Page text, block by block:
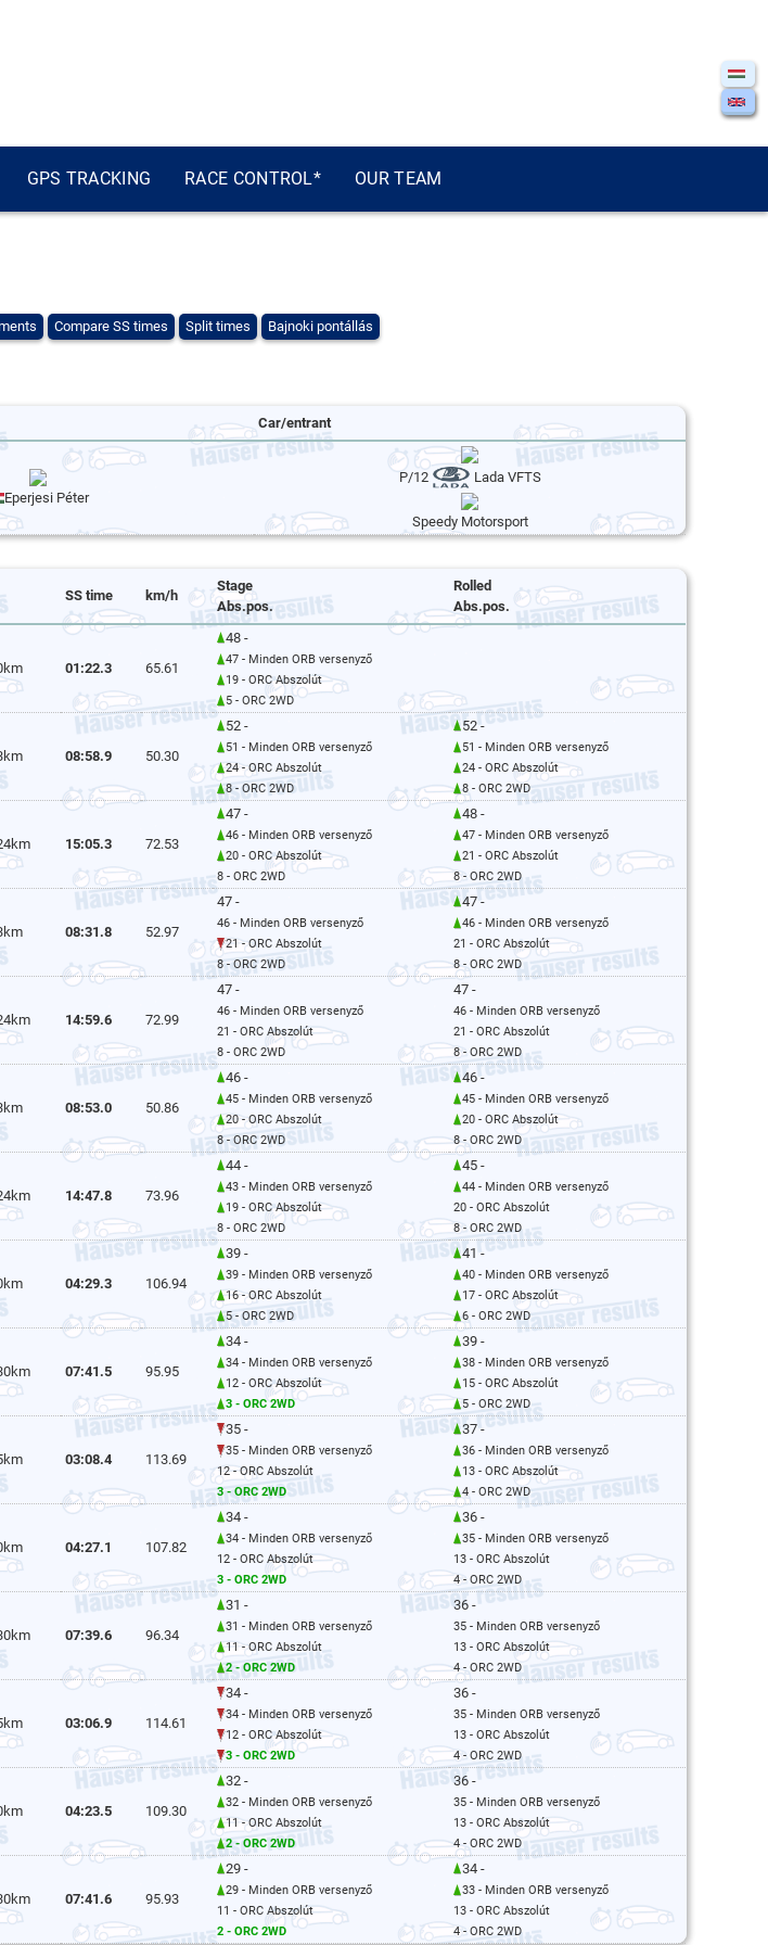
GPS TRACKING RACE CONTROL* OUR TEAM
Compare SS times Split times Bajnoki pontállás
Car/entrant
Eperjesi Péter
P/12 Lada VFTS
Speedy Motorsport
SS time km/h
Stage
Abs.pos.
Rolled
Abs.pos.
01:22.3 65.61
48 -
47 - Minden ORB versenyző
19 - ORC Abszolút
5 - ORC 2WD
08:58.9 50.30
52 -
51 - Minden ORB versenyző
24 - ORC Abszolút
8 - ORC 2WD
52 -
51 - Minden ORB versenyző
24 - ORC Abszolút
8 - ORC 2WD
15:05.3 72.53
47 -
46 - Minden ORB versenyző
20 - ORC Abszolút
8 - ORC 2WD
48 -
47 - Minden ORB versenyző
21 - ORC Abszolút
8 - ORC 2WD
08:31.8 52.97
47 -
46 - Minden ORB versenyző
21 - ORC Abszolút
8 - ORC 2WD
47 -
46 - Minden ORB versenyző
21 - ORC Abszolút
8 - ORC 2WD
14:59.6 72.99
47 -
46 - Minden ORB versenyző
21 - ORC Abszolút
8 - ORC 2WD
47 -
46 - Minden ORB versenyző
21 - ORC Abszolút
8 - ORC 2WD
08:53.0 50.86
46 -
45 - Minden ORB versenyző
20 - ORC Abszolút
8 - ORC 2WD
46 -
45 - Minden ORB versenyző
20 - ORC Abszolút
8 - ORC 2WD
14:47.8 73.96
44 -
43 - Minden ORB versenyző
19 - ORC Abszolút
8 - ORC 2WD
45 -
44 - Minden ORB versenyző
20 - ORC Abszolút
8 - ORC 2WD
04:29.3 106.94
39 -
39 - Minden ORB versenyző
16 - ORC Abszolút
5 - ORC 2WD
41 -
40 - Minden ORB versenyző
17 - ORC Abszolút
6 - ORC 2WD
07:41.5 95.95
34 -
34 - Minden ORB versenyző
12 - ORC Abszolút
3 - ORC 2WD
39 -
38 - Minden ORB versenyző
15 - ORC Abszolút
5 - ORC 2WD
03:08.4 113.69
35 -
35 - Minden ORB versenyző
12 - ORC Abszolút
3 - ORC 2WD
37 -
36 - Minden ORB versenyző
13 - ORC Abszolút
4 - ORC 2WD
04:27.1 107.82
34 -
34 - Minden ORB versenyző
12 - ORC Abszolút
3 - ORC 2WD
36 -
35 - Minden ORB versenyző
13 - ORC Abszolút
4 - ORC 2WD
07:39.6 96.34
31 -
31 - Minden ORB versenyző
11 - ORC Abszolút
2 - ORC 2WD
36 -
35 - Minden ORB versenyző
13 - ORC Abszolút
4 - ORC 2WD
03:06.9 114.61
34 -
34 - Minden ORB versenyző
12 - ORC Abszolút
3 - ORC 2WD
36 -
35 - Minden ORB versenyző
13 - ORC Abszolút
4 - ORC 2WD
04:23.5 109.30
32 -
32 - Minden ORB versenyző
11 - ORC Abszolút
2 - ORC 2WD
36 -
35 - Minden ORB versenyző
13 - ORC Abszolút
4 - ORC 2WD
07:41.6 95.93
29 -
29 - Minden ORB versenyző
11 - ORC Abszolút
2 - ORC 2WD
34 -
33 - Minden ORB versenyző
13 - ORC Abszolút
4 - ORC 2WD